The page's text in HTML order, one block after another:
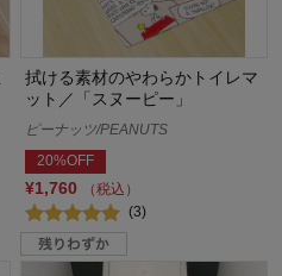
拭ける素材のやわらかトイレマ
ット／「スヌーピー」
ピーナッツ/PEANUTS
20%OFF
¥1,760
（税込）
(3)